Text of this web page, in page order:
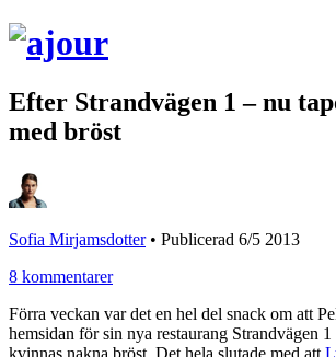
Efter Strandvägen 1 – nu
med bröst
Sofia Mirjamsdotter• Publicerad 6/5 2013
8 kommentarer
Förra veckan var det en hel del snack om att
hemsidan för sin nya restaurang Strandvägen
kvinnas nakna bröst. Det hela slutade med att